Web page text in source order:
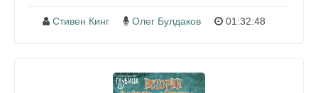
Стивен Кинг Олег Булдаков 01:32:48